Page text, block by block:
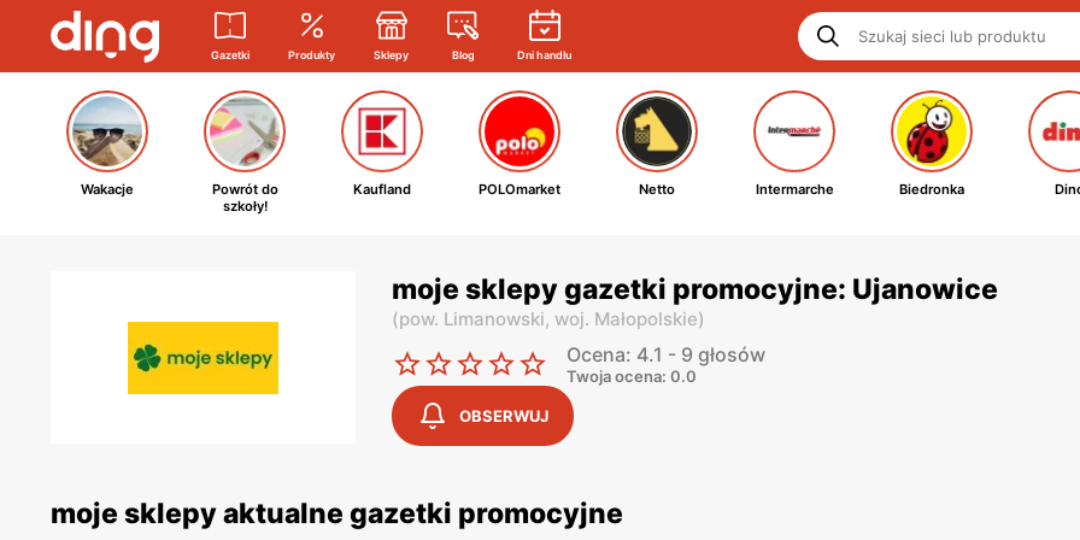
Gazetki Produkty Sklepy Blog Dni handlu
Wakacje
Powrót do
szkoły!
Kaufland POLOmarket Netto Intermarche Biedronka
moje sklepy gazetki promocyjne: Ujanowice
(pow. Limanowski, woj. Małopolskie)
Ocena: 4.1 - 9 głosów
Twoja ocena: 0.0
OBSERWUJ
moje sklepy aktualne gazetki promocyjne